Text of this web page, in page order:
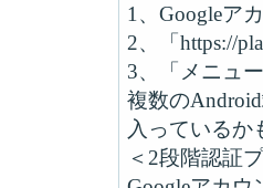
1、Googleア
2、「https://
3、「メニュ
複数の
入っているか
＜2段階認証